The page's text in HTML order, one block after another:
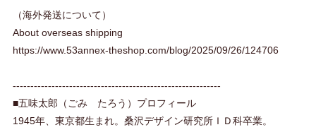
（海外発送について）
About overseas shipping
https://www.53annex-theshop.com/blog/2025/09/26/124706
-----------------------------------------------------------
■五味太郎（ごみ たろう）プロフィール
1945年、東京都生まれ。桑沢デザイン研究所ＩＤ科卒業。